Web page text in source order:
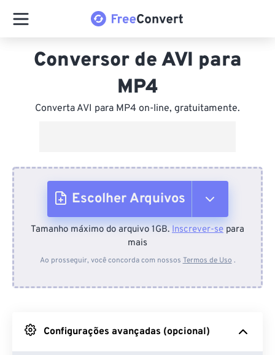
Conversor de AVI para
MP4
Converta AVI para MP4 on-line, gratuitamente.
Escolher Arquivos
Do dispositivo
Do Google Drive
Tamanho máximo do arquivo 1GB. Inscrever-se para
mais
Ao prosseguir, você concorda com nossos Termos de Uso .
Configurações avançadas (opcional)